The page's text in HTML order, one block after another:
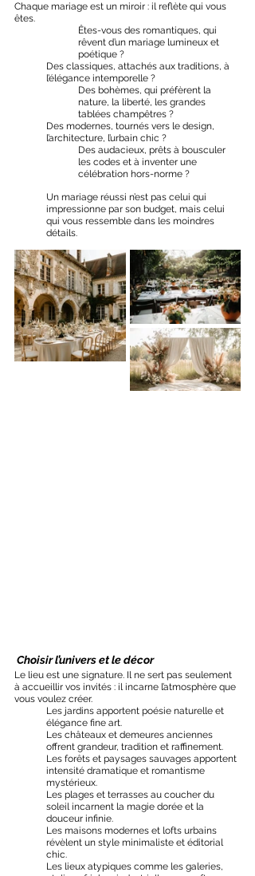
Chaque mariage est un miroir : il reflète qui vous
êtes.
Êtes-vous des romantiques, qui
rêvent d’un mariage lumineux et
poétique ?
Des classiques, attachés aux traditions, à
l’élégance intemporelle ?
Des bohèmes, qui préfèrent la
nature, la liberté, les grandes
tablées champêtres ?
Des modernes, tournés vers le design,
l’architecture, l’urbain chic ?
Des audacieux, prêts à bousculer
les codes et à inventer une
célébration hors-norme ?
Un mariage réussi n’est pas celui qui
impressionne par son budget, mais celui
qui vous ressemble dans les moindres
détails.
Choisir l’univers et le décor
Le lieu est une signature. Il ne sert pas seulement
à accueillir vos invités : il incarne l’atmosphère que
vous voulez créer.
Les jardins apportent poésie naturelle et
élégance fine art.
Les châteaux et demeures anciennes
offrent grandeur, tradition et raffinement.
Les forêts et paysages sauvages apportent
intensité dramatique et romantisme
mystérieux.
Les plages et terrasses au coucher du
soleil incarnent la magie dorée et la
douceur infinie.
Les maisons modernes et lofts urbains
révèlent un style minimaliste et éditorial
chic.
Les lieux atypiques comme les galeries,